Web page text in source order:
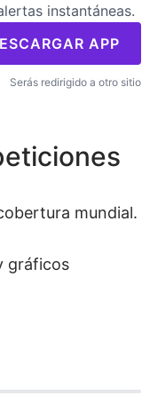
instantáneas.
APP
Serás redirigido a otro sitio
mundial.
gráficos